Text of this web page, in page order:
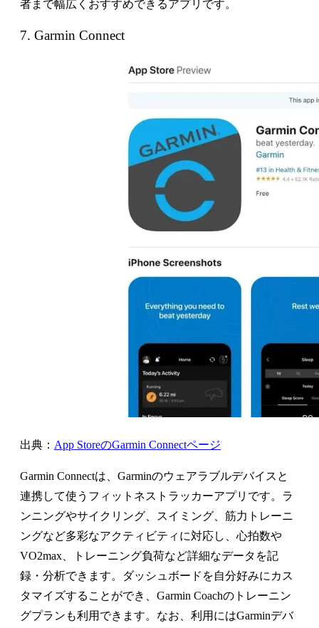
者まで幅広くおすすめできるアプリです。
7. Garmin Connect
出典： App StoreのGarmin Connectページ
Garmin Connectは、Garminのウェアラブルデバイスと
連携して使うフィットネストラッカーアプリです。ラ
ンニングやサイクリング、スイミング、筋力トレーニ
ングなど多彩なアクティビティに対応し、心拍数や
VO2max、トレーニング負荷など詳細なデータを記
録・分析できます。ダッシュボードを自分好みにカス
タマイズすることができ、Garmin Coachのトレーニン
グプランも利用できます。なお、利用にはGarminデバ